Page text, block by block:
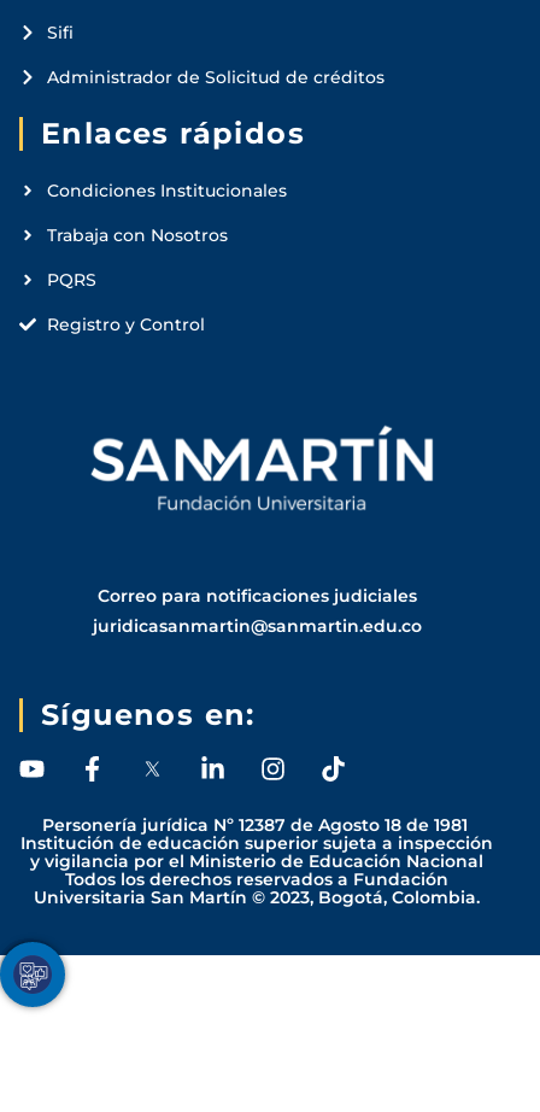
Sifi
Administrador de Solicitud de créditos
Enlaces rápidos
Condiciones Institucionales
Trabaja con Nosotros
PQRS
Registro y Control
Correo para notificaciones judiciales
juridicasanmartin@sanmartin.edu.co
Síguenos en:
Y
u
t
u
b
F
c
e
b
o
L
n
k
e
d
I
s
t
a
g
T
k
t
o
k
Personería jurídica Nº 12387 de Agosto 18 de 1981
Institución de educación superior sujeta a inspección
y vigilancia por el Ministerio de Educación Nacional
Todos los derechos reservados a Fundación
Universitaria San Martín © 2023, Bogotá, Colombia.
Youtube
Facebook
Twitter
TikTok
Instagram